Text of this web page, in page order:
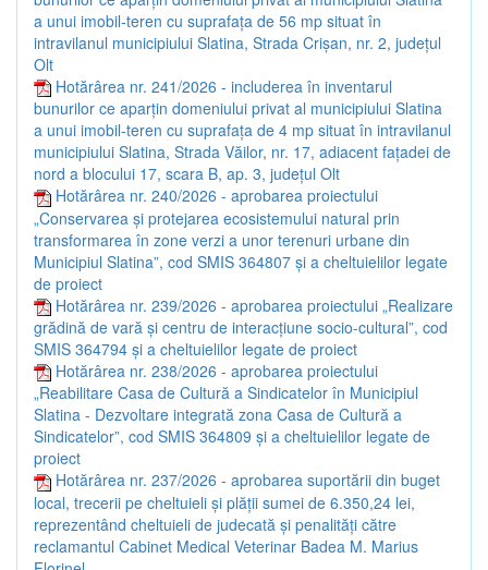
a unui imobil-teren cu suprafața de 56 mp situat în
intravilanul municipiului Slatina, Strada Crișan, nr. 2, județul
Olt
Hotărârea nr. 241/2026 - includerea în inventarul
bunurilor ce aparțin domeniului privat al municipiului Slatina
a unui imobil-teren cu suprafața de 4 mp situat în intravilanul
municipiului Slatina, Strada Văilor, nr. 17, adiacent fațadei de
nord a blocului 17, scara B, ap. 3, județul Olt
Hotărârea nr. 240/2026 - aprobarea proiectului
„Conservarea și protejarea ecosistemului natural prin
transformarea în zone verzi a unor terenuri urbane din
Municipiul Slatina”, cod SMIS 364807 și a cheltuielilor legate
de proiect
Hotărârea nr. 239/2026 - aprobarea proiectului „Realizare
grădină de vară și centru de interacțiune socio-cultural”, cod
SMIS 364794 și a cheltuielilor legate de proiect
Hotărârea nr. 238/2026 - aprobarea proiectului
„Reabilitare Casa de Cultură a Sindicatelor în Municipiul
Slatina - Dezvoltare integrată zona Casa de Cultură a
Sindicatelor”, cod SMIS 364809 și a cheltuielilor legate de
proiect
Hotărârea nr. 237/2026 - aprobarea suportării din buget
local, trecerii pe cheltuieli și plății sumei de 6.350,24 lei,
reprezentând cheltuieli de judecată și penalități către
reclamantul Cabinet Medical Veterinar Badea M. Marius